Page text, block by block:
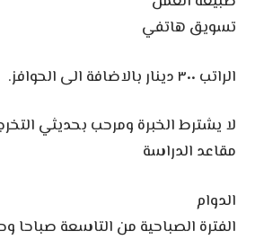
تسويق هاتفي
الراتب ٣٠٠ دينار بالاضافة الى الحوافز.
لا يشترط الخبرة ومرحب بحديثي
مقاعد الدراسة
الدوام
الفترة الصباحية من التاسعة صباحا